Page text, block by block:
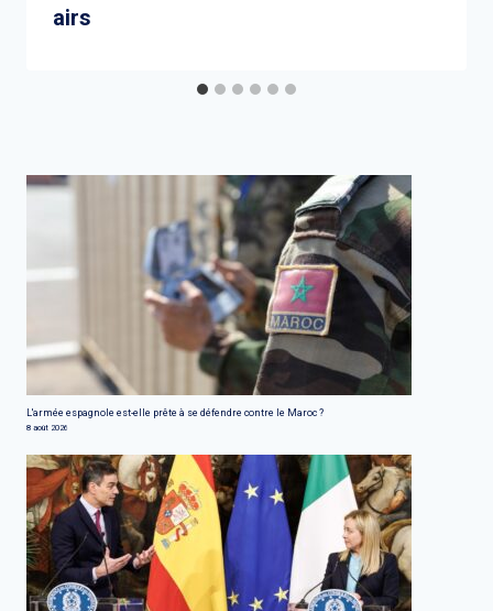
airs
L'armée espagnole est-elle prête à se défendre contre le Maroc ?
8 août 2026